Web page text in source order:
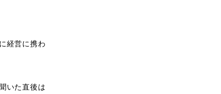
経営に携わ
いた直後は